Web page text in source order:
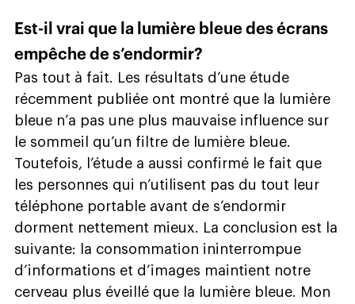
Est-il vrai que la lumière bleue des écrans
empêche de s’endormir?
Pas tout à fait. Les résultats d’une étude
récemment publiée ont montré que la lumière
bleue n’a pas une plus mauvaise influence sur
le sommeil qu’un filtre de lumière bleue.
Toutefois, l’étude a aussi confirmé le fait que
les personnes qui n’utilisent pas du tout leur
téléphone portable avant de s’endormir
dorment nettement mieux. La conclusion est la
suivante: la consommation ininterrompue
d’informations et d’images maintient notre
cerveau plus éveillé que la lumière bleue. Mon